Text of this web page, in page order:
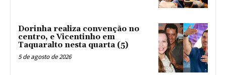
Dorinha realiza convenção no
centro, e Vicentinho em
Taquaralto nesta quarta (5)
5 de agosto de 2026